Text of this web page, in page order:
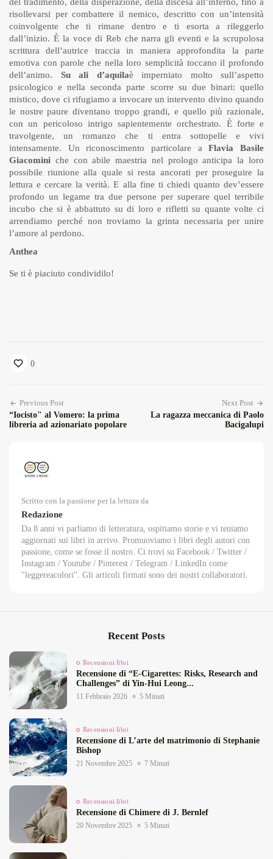
risollevarsi per combattere il nemico, descritto con un’intensità
coinvolgente che ti rimane dentro e ti esorta a rileggerlo
dall’inizio. È la voce di Reb che narra gli eventi e la scrupolosa
scrittura dell’autrice traccia in maniera approfondita la parte
emotiva con parole che nella loro semplicità toccano il profondo
dell’animo. Su ali d’aquilaè imperniato molto sull’aspetto
psicologico e nella seconda parte scorre su due binari: quello
mistico, dove ci rifugiamo a invocare un intervento divino quando
le nostre paure diventano troppo grandi, e quello più razionale,
con un pericoloso intrigo sapientemente orchestrato. È forte e
travolgente, un romanzo che ti entra sottopelle e vivi
intensamente. Un riconoscimento particolare aFlavia Basile
Giacomini che con abile maestria nel prologo anticipa la loro
possibile riunione alla quale si resta ancorati per proseguire la
lettura e cercare la verità. E alla fine ti chiedi quanto dev’essere
profondo un legame tra due persone per superare quel terribile
incubo che si è abbattuto su di loro e rifletti su quante volte ci
arrendiamo perché non troviamo la grinta necessaria per unire
l’amore al perdono.
Anthea
Se ti è piaciuto condividilo!
0
Previous Post
“Iocisto" al Vomero: la prima
libreria ad azionariato popolare
Next Post
La ragazza meccanica di Paolo
Bacigalupi
Scritto con la passione per la lettura da
Redazione
Da 8 anni vi parliamo di letteratura, ospitiamo storie e vi teniamo
aggiornati sui libri in arrivo. Promuoviamo i libri degli autori con
passione, come se fosse il nostro. Ci trovi su Facebook / Twitter /
Instagram / Youtube / Pinterest / Telegram / LinkedIn come
"leggereacolori". Gli articoli firmati sono dei nostri collaboratori.
Recent Posts
Recensioni libri
Recensione di “E‑Cigarettes: Risks, Research and
Challenges” di Yin‑Hui Leong...
11 Febbraio 2026 5 Minuti
Recensioni libri
Recensione di L’arte del matrimonio di Stephanie
Bishop
21 Novembre 2025 7 Minuti
Recensioni libri
Recensione di Chimere di J. Bernlef
20 Novembre 2025 5 Minuti